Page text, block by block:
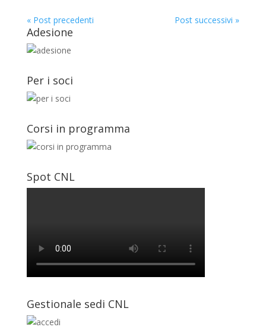
« Post precedenti Post successivi »
Adesione
Per i soci
Corsi in programma
Spot CNL
Gestionale sedi CNL